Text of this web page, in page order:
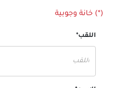
(*) خانة وجوبية
اللقب*